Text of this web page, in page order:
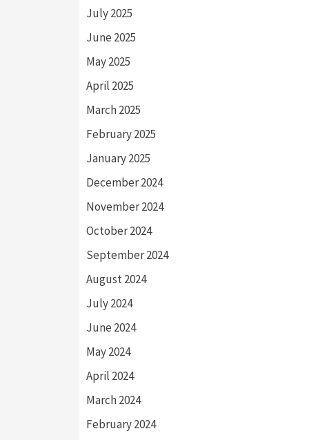
July 2025
June 2025
May 2025
April 2025
March 2025
February 2025
January 2025
December 2024
November 2024
October 2024
September 2024
August 2024
July 2024
June 2024
May 2024
April 2024
March 2024
February 2024